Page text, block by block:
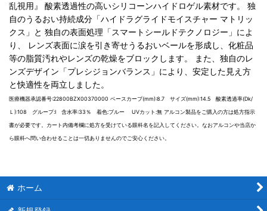
乱視用』 酸素透過性の高いシリコーンハイドロゲル素材です。 独
自のうるおい持続成分「ハイドラグライドモイスチャー マトリッ
クス」と 独自の表面処理「スマートシールドテクノロジー」によ
り、 レンズ表面に涙を引き寄せうるおいベールを形成し、化粧品
等の脂質汚れやレンズの乾燥をブロックします。 また、独自のレ
ンズデザイン「プレシジョンバランス」により、安定した見え方
と快適性を両立しました。
医療機器承認番号:22800BZX00370000 ベースカーブ(mm):8.7 サイズ(mm):14.5 酸素透過率(Dk/
Ｌ):108 グループ:I 含水率:33％ 着色:ブルー UVカット:無 アルコン製品をご購入の方は処方指示
書が必要です。カート内備考欄に処方を受けている眼科名を記入してください。なおアルコンや当店か
ら眼科へ問い合わせることは一切ありませんのでご安心ください。
ホーム